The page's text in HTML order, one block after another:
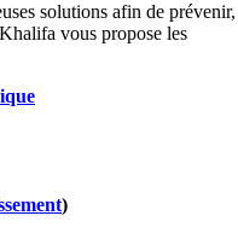
solutions afin de prévenir,
vous propose les
)